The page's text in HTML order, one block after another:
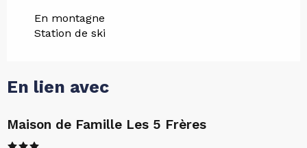
En montagne
Station de ski
En lien avec
Maison de Famille Les 5 Frères